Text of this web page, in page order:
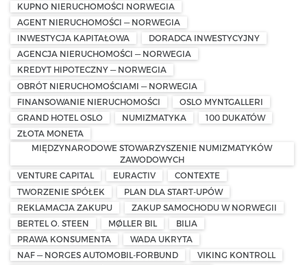
KUPNO NIERUCHOMOŚCI NORWEGIA
AGENT NIERUCHOMOŚCI — NORWEGIA
INWESTYCJA KAPITAŁOWA
DORADCA INWESTYCYJNY
AGENCJA NIERUCHOMOŚCI — NORWEGIA
KREDYT HIPOTECZNY — NORWEGIA
OBRÓT NIERUCHOMOŚCIAMI — NORWEGIA
FINANSOWANIE NIERUCHOMOŚCI
OSLO MYNTGALLERI
GRAND HOTEL OSLO
NUMIZMATYKA
100 DUKATÓW
ZŁOTA MONETA
MIĘDZYNARODOWE STOWARZYSZENIE NUMIZMATYKÓW
ZAWODOWYCH
VENTURE CAPITAL
EURACTIV
CONTEXTE
TWORZENIE SPÓŁEK
PLAN DLA START-UPÓW
REKLAMACJA ZAKUPU
ZAKUP SAMOCHODU W NORWEGII
BERTEL O. STEEN
MØLLER BIL
BILIA
PRAWA KONSUMENTA
WADA UKRYTA
NAF — NORGES AUTOMOBIL-FORBUND
VIKING KONTROLL